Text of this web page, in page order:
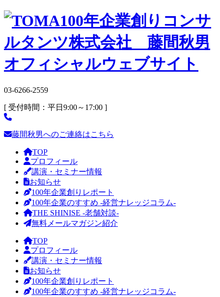
03-6266-2559
[ 受付時間：平日9:00～17:00 ]
藤間秋男へのご連絡はこちら
TOP
プロフィール
講演・セミナー情報
お知らせ
100年企業創りレポート
100年企業のすすめ -経営ナレッジコラム-
THE SHINISE -老舗対談-
無料メールマガジン紹介
TOP
プロフィール
講演・セミナー情報
お知らせ
100年企業創りレポート
100年企業のすすめ -経営ナレッジコラム-